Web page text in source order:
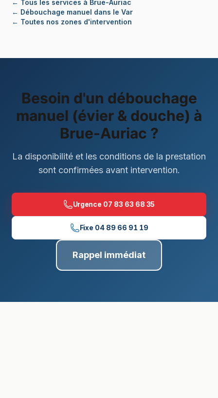
← Tous les services à Brue-Auriac
← Débouchage manuel dans le Var
← Toutes nos zones d'intervention
Besoin d'un débouchage
manuel (évier & douche) à
Brue-Auriac ?
La disponibilité et les conditions de la prestation
sont confirmées avant intervention.
Urgence 07 83 63 68 35
Fixe 04 89 66 91 19
Rappel immédiat